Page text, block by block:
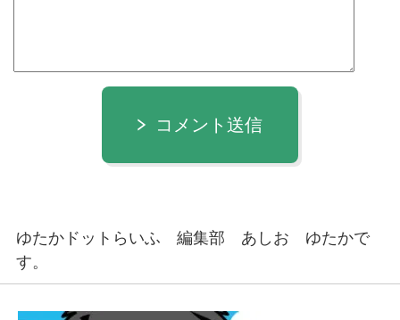
コメント送信
ゆたかドットらいふ 編集部 あしお ゆたかで
す。